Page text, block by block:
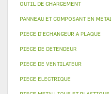
OUTIL DE CHARGEMENT
PANNEAU ET COMPOSANT EN METAL
PIECE D'ECHANGEUR A PLAQUE
PIECE DE DETENDEUR
PIECE DE VENTILATEUR
PIECE ELECTRIQUE